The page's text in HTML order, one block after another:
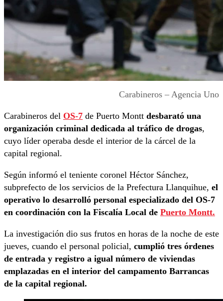
Carabineros – Agencia Uno
Carabineros del OS-7 de Puerto Montt desbarató una
organización criminal dedicada al tráfico de drogas,
cuyo líder operaba desde el interior de la cárcel de la
capital regional.
Según informó el teniente coronel Héctor Sánchez,
subprefecto de los servicios de la Prefectura Llanquihue, el
operativo lo desarrolló personal especializado del OS-7
en coordinación con la Fiscalía Local de Puerto Montt.
La investigación dio sus frutos en horas de la noche de este
jueves, cuando el personal policial, cumplió tres órdenes
de entrada y registro a igual número de viviendas
emplazadas en el interior del campamento Barrancas
de la capital regional.